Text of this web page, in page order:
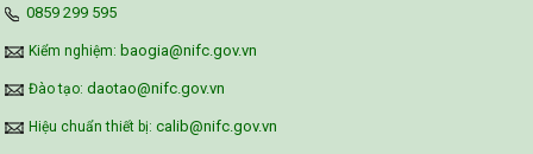
‪0859 299 595‬
Kiểm nghiệm: baogia@nifc.gov.vn
Đào tạo: daotao@nifc.gov.vn
Hiệu chuẩn thiết bị: calib@nifc.gov.vn